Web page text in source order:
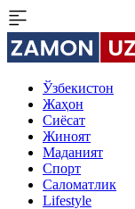
Ўзбекистон
Жаҳон
Сиёсат
Жиноят
Маданият
Спорт
Cаломатлик
Lifestyle